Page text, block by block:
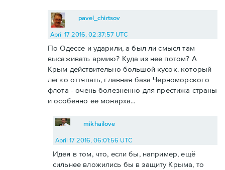
pavel_chirtsov
April 17 2016, 02:37:57 UTC
По Одессе и ударили, а был ли смысл там
высаживать армию? Куда из нее потом? А
Крым действительно большой кусок. который
легко оттяпать, главная база Черноморского
флота - очень болезненно для престижа страны
и особенно ее монарха...
mikhailove
April 17 2016, 06:01:56 UTC
Идея в том, что, если бы, например, ещё
сильнее вложились бы в защиту Крыма, то